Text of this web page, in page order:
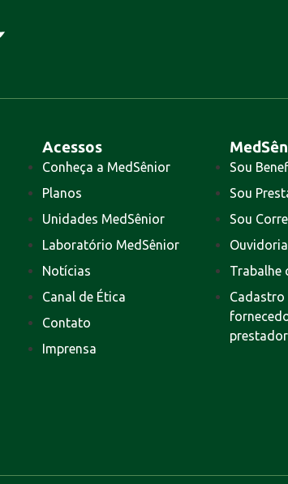
Acessos
Conheça a MedSênior
Planos
Unidades MedSênior
Laboratório MedSênior
Notícias
Canal de Ética
Contato
Imprensa
Sou
Sou
Sou
Ouvidoria
Trabalhe
Cadastro